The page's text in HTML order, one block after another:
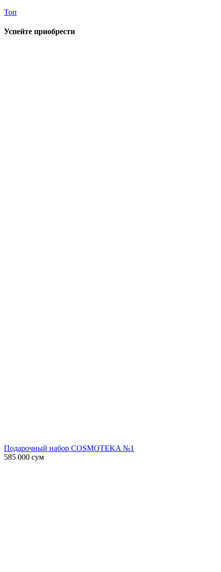
Топ
Успейте приобрести
Подарочный набор COSMOTEKA №1
585 000 сум